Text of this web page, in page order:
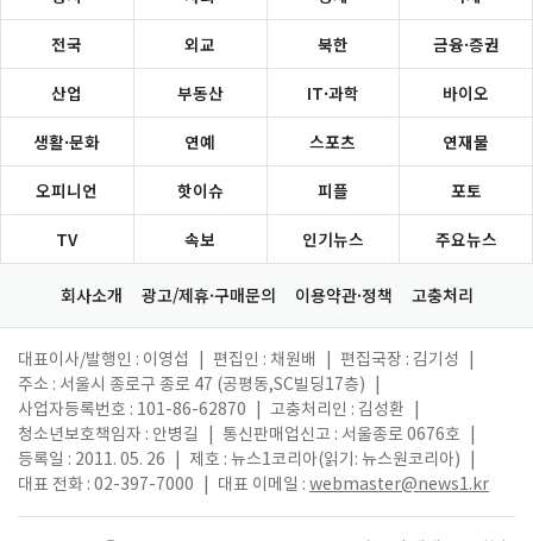
전국 외교 북한 금융·증권
산업 부동산 IT·과학 바이오
생활·문화 연예 스포츠 연재물
오피니언 핫이슈 피플 포토
TV 속보 인기뉴스 주요뉴스
회사소개 광고/제휴·구매문의 이용약관·정책 고충처리
대표이사/발행인 : 이영섭 편집인 : 채원배 편집국장 : 김기성
주소 : 서울시 종로구 종로 47 (공평동,SC빌딩17층)
사업자등록번호 : 101-86-62870
고충처리인 : 김성환
청소년보호책임자 : 안병길
통신판매업신고 : 서울종로 0676호
등록일 : 2011. 05. 26
제호 : 뉴스1코리아(읽기: 뉴스원코리아)
대표 전화 : 02-397-7000
대표 이메일 : webmaster@news1.kr